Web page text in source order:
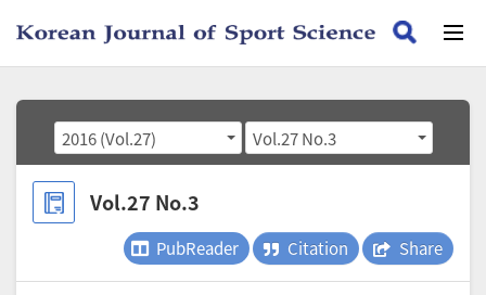
2016 (Vol.27) Vol.27 No.3
Vol.27 No.3
PubReader Citation Share